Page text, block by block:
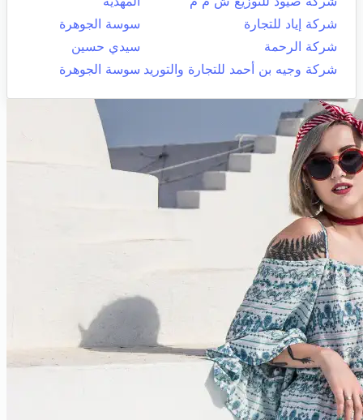
شركة إياد للتجارة
سوسة الجوهرة
شركة الرحمة
سيدي حسين
شركة وجيه بن أحمد للتجارة والتوريد سوسة الجوهرة